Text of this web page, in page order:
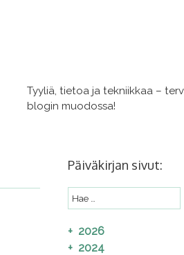
Tyyliä, tietoa ja tekniikkaa –
blogin muodossa!
Päiväkirjan sivut:
2026
2024